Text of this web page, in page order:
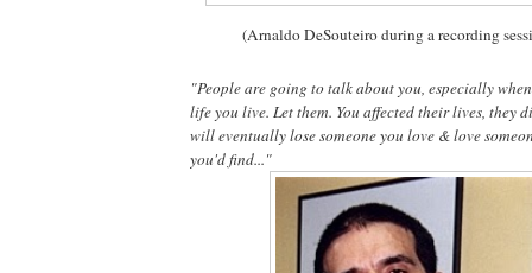
(Arnaldo DeSouteiro during a recording
"People are going to talk about you, especially
life you live. Let them. You affected their lives, they
will eventually lose someone you love & love
you'd find..."